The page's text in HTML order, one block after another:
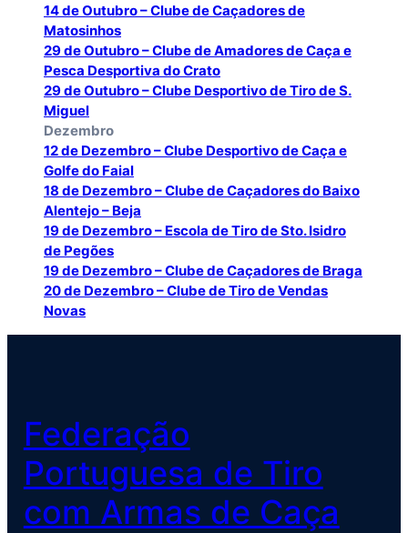
14 de Outubro – Clube de Caçadores de
Matosinhos
29 de Outubro – Clube de Amadores de Caça e
Pesca Desportiva do Crato
29 de Outubro – Clube Desportivo de Tiro de S.
Miguel
Dezembro
12 de Dezembro – Clube Desportivo de Caça e
Golfe do Faial
18 de Dezembro – Clube de Caçadores do Baixo
Alentejo – Beja
19 de Dezembro – Escola de Tiro de Sto. Isidro
de Pegões
19 de Dezembro – Clube de Caçadores de Braga
20 de Dezembro – Clube de Tiro de Vendas
Novas
Federação
Portuguesa de Tiro
com Armas de Caça